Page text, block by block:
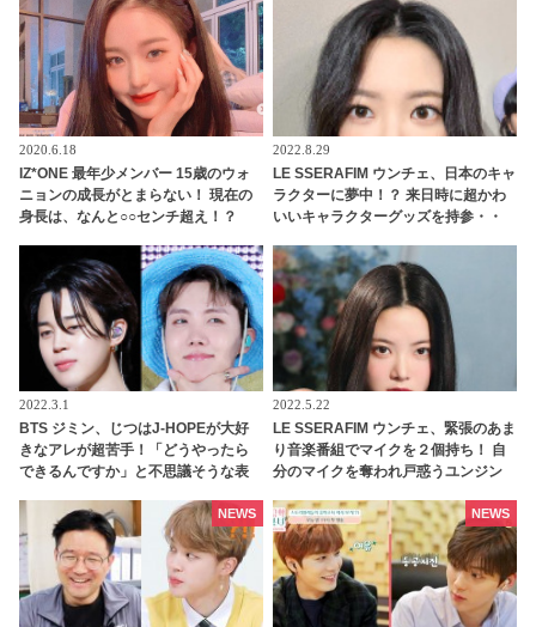
2020.6.18
IZ*ONE 最年少メンバー 15歳のウォ
ニョンの成長がとまらない！ 現在の
身長は、なんと○○センチ超え！？
2022.8.29
LE SSERAFIM ウンチェ、日本のキャ
ラクターに夢中！？ 来日時に超かわ
いいキャラクターグッズを持参・・
タリなかわいすぎるアイテムにくぎ
づけ
2022.3.1
BTS ジミン、じつはJ-HOPEが大好
きなアレが超苦手！「どうやったら
できるんですか」と不思議そうな表
着なジミンの素朴な疑問にファン大
爆笑
2022.5.22
LE SSERAFIM ウンチェ、緊張のあま
り音楽番組でマイクを２個持ち！ 自
分のマイクを奪われ戸惑うユンジン
NEWS NEWS